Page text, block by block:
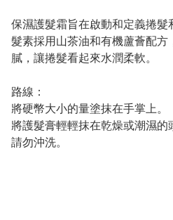
保濕護髮霜旨在啟動和定義捲髮
髮素採用山茶油和有機蘆薈配
膩，讓捲髮看起來水潤柔軟。
路線：
將硬幣大小的量塗抹在手掌上。
將護髮膏輕輕抹在乾燥或潮濕的
請勿沖洗。